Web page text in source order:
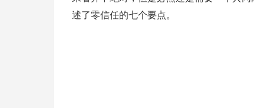
述了零信任的七个要点。